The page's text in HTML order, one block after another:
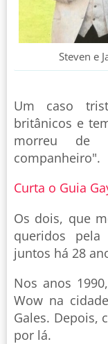
Steven e
Um caso
britânicos e
morreu de
companheiro".
Curta o Guia
Os dois, que
queridos
juntos há 28
Nos anos
Wow na
Gales. Depois,
por lá.